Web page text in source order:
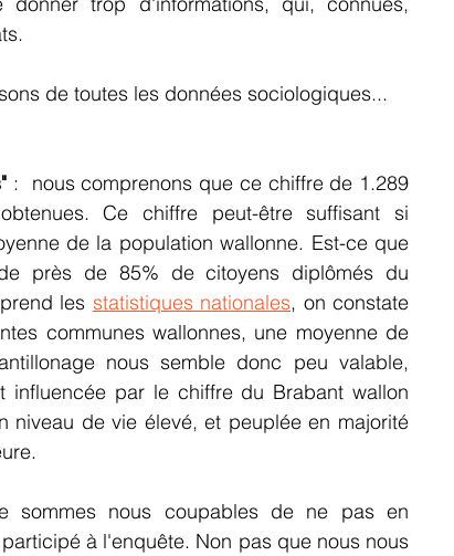
de toutes les données sociologiques...
:  nous comprenons que ce chiffre de 1.289
Ce chiffre peut-être suffisant si
de la population wallonne. Est-ce que
près de 85% de citoyens diplômés du
les statistiques nationales, on constate
communes wallonnes, une moyenne de
nous semble donc peu valable,
influencée par le chiffre du Brabant wallon
niveau de vie élevé, et peuplée en majorité
sommes nous coupables de ne pas en
à l'enquête. Non pas que nous nous